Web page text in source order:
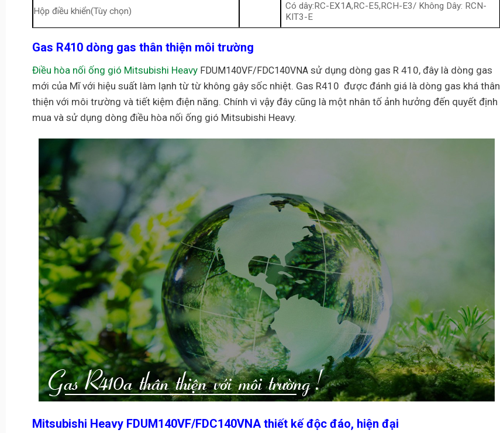
Hộp điều khiển(Tùy chọn)
Có dây:RC-EX1A,RC-E5,RCH-E3/ Không Dây: RCN-
KIT3-E
Gas R410 dòng gas thân thiện môi trường
Điều hòa nối ống gió Mitsubishi Heavy FDUM140VF/FDC140VNA sử dụng dòng gas R 410, đây là dòng gas
mới của Mĩ với hiệu suất làm lạnh từ từ không gây sốc nhiệt. Gas R410 được đánh giá là dòng gas khá thân
thiện với môi trường và tiết kiệm điện năng. Chính vì vậy đây cũng là một nhân tố ảnh hưởng đến quyết định
mua và sử dụng dòng điều hòa nối ống gió Mitsubishi Heavy.
Mitsubishi Heavy FDUM140VF/FDC140VNA thiết kế độc đáo, hiện đại